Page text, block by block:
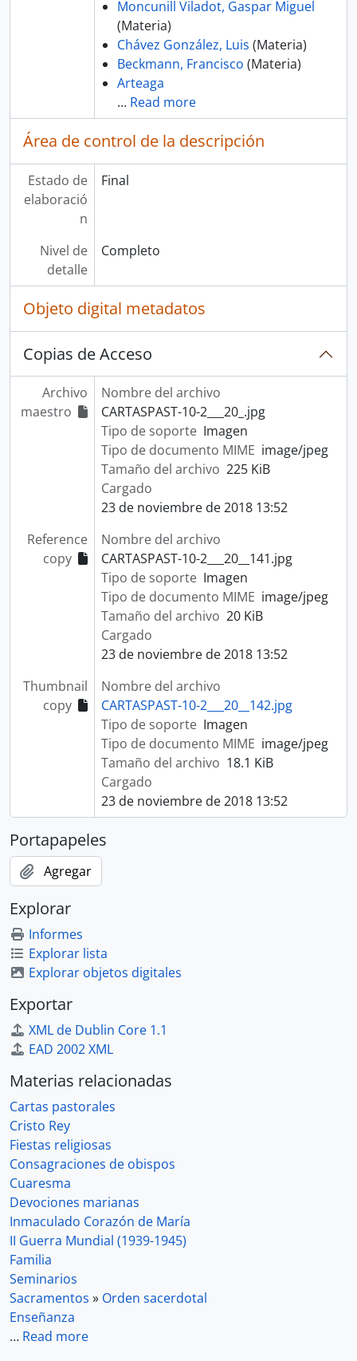
Moncunill Viladot, Gaspar Miguel
(Materia)
Chávez González, Luis (Materia)
Beckmann, Francisco (Materia)
Arteaga
… Read more
Área de control de la descripción
Estado de
elaboració
n
Final
Nivel de
detalle
Completo
Objeto digital metadatos
Copias de Acceso
Archivo
maestro
Nombre del archivo
CARTASPAST-10-2___20_.jpg
Tipo de soporte Imagen
Tipo de documento MIME image/jpeg
Tamaño del archivo 225 KiB
Cargado
23 de noviembre de 2018 13:52
Reference
copy
Nombre del archivo
CARTASPAST-10-2___20__141.jpg
Tipo de soporte Imagen
Tipo de documento MIME image/jpeg
Tamaño del archivo 20 KiB
Cargado
23 de noviembre de 2018 13:52
Thumbnail
copy
Nombre del archivo
CARTASPAST-10-2___20__142.jpg
Tipo de soporte Imagen
Tipo de documento MIME image/jpeg
Tamaño del archivo 18.1 KiB
Cargado
23 de noviembre de 2018 13:52
Portapapeles
Agregar
Explorar
Informes
Explorar lista
Explorar objetos digitales
Exportar
XML de Dublin Core 1.1
EAD 2002 XML
Materias relacionadas
Cartas pastorales
Cristo Rey
Fiestas religiosas
Consagraciones de obispos
Cuaresma
Devociones marianas
Inmaculado Corazón de María
II Guerra Mundial (1939-1945)
Familia
Seminarios
Sacramentos » Orden sacerdotal
Enseñanza
… Read more